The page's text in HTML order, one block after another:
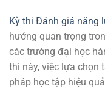
Kỳ thi Đánh giá năng
hướng quan trọng
các trường đại học
thi này, việc lựa chọn
pháp học tập hiệu